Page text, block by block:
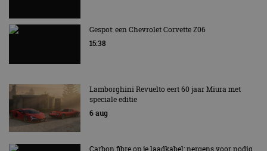
Gespot: een Chevrolet Corvette Z06
15:38
Lamborghini Revuelto eert 60 jaar Miura met
speciale editie
6 aug
Carbon fibre op je laadkabel: nergens voor nodig,